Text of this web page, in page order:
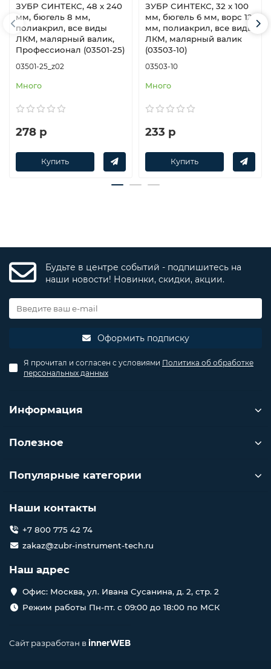
ЗУБР СИНТЕКС, 48 х 240
мм, бюгель 8 мм,
полиакрил, все виды
ЛКМ, малярный валик,
Профессионал (03501-25)
03501-25_z02
Много
278 р
Купить
ЗУБР СИНТЕКС, 32 х 100
мм, бюгель 6 мм, ворс 12
мм, полиакрил, все виды
ЛКМ, малярный валик
(03503-10)
03503-10
Много
233 р
Купить
Будьте в центре событий - подпишитесь на
наши новости! Новинки, скидки, акции.
Оформить подписку
Я прочитал и согласен с условиями Политика об обработке
персональных данных
Информация
Полезное
Популярные категории
Наши контакты
+7 800 775 42 74
zakaz@zubr-instrument-tech.ru
Наш адрес
Офис: Москва, ул. Ивана Сусанина, д. 2, стр. 2
Режим работы Пн-пт. с 09:00 до 18:00 по МСК
Сайт разработан вinnerWEB